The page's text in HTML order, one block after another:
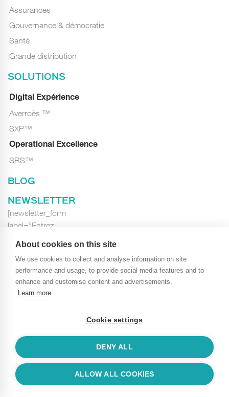
Assurances
Gouvernance & démocratie
Santé
Grande distribution
SOLUTIONS
Digital Expérience
Averroès ™
SXP™
Operational Excellence
SRS™
BLOG
NEWSLETTER
[newsletter_form
label=”Entrez
class=”newsletter_form”]
Carrières Contact
Powered by
About cookies on this site
We use cookies to collect and analyse information on site
performance and usage, to provide social media features and to
enhance and customise content and advertisements.
Learn more
Cookie settings
DENY ALL
ALLOW ALL COOKIES